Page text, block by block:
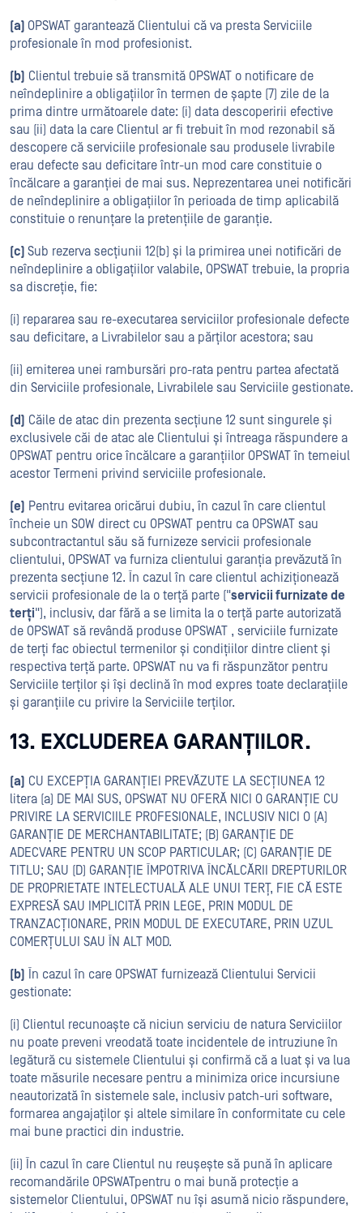
(a) OPSWAT garantează Clientului că va presta Serviciile
profesionale în mod profesionist.
(b) Clientul trebuie să transmită OPSWAT o notificare de
neîndeplinire a obligațiilor în termen de șapte (7) zile de la
prima dintre următoarele date: (i) data descoperirii efective
sau (ii) data la care Clientul ar fi trebuit în mod rezonabil să
descopere că serviciile profesionale sau produsele livrabile
erau defecte sau deficitare într-un mod care constituie o
încălcare a garanției de mai sus. Neprezentarea unei notificări
de neîndeplinire a obligațiilor în perioada de timp aplicabilă
constituie o renunțare la pretențiile de garanție.
(c) Sub rezerva secțiunii 12(b) și la primirea unei notificări de
neîndeplinire a obligațiilor valabile, OPSWAT trebuie, la propria
sa discreție, fie:
(i) repararea sau re-executarea serviciilor profesionale defecte
sau deficitare, a Livrabilelor sau a părților acestora; sau
(ii) emiterea unei rambursări pro-rata pentru partea afectată
din Serviciile profesionale, Livrabilele sau Serviciile gestionate.
(d) Căile de atac din prezenta secțiune 12 sunt singurele și
exclusivele căi de atac ale Clientului și întreaga răspundere a
OPSWAT pentru orice încălcare a garanțiilor OPSWAT în temeiul
acestor Termeni privind serviciile profesionale.
(e) Pentru evitarea oricărui dubiu, în cazul în care clientul
încheie un SOW direct cu OPSWAT pentru ca OPSWAT sau
subcontractantul său să furnizeze servicii profesionale
clientului, OPSWAT va furniza clientului garanția prevăzută în
prezenta secțiune 12. În cazul în care clientul achiziționează
servicii profesionale de la o terță parte ("servicii furnizate de
terți"), inclusiv, dar fără a se limita la o terță parte autorizată
de OPSWAT să revândă produse OPSWAT , serviciile furnizate
de terți fac obiectul termenilor și condițiilor dintre client și
respectiva terță parte. OPSWAT nu va fi răspunzător pentru
Serviciile terților și își declină în mod expres toate declarațiile
și garanțiile cu privire la Serviciile terților.
13. EXCLUDEREA GARANȚIILOR.
(a) CU EXCEPȚIA GARANȚIEI PREVĂZUTE LA SECȚIUNEA 12
litera (a) DE MAI SUS, OPSWAT NU OFERĂ NICI O GARANȚIE CU
PRIVIRE LA SERVICIILE PROFESIONALE, INCLUSIV NICI O (A)
GARANȚIE DE MERCHANTABILITATE; (B) GARANȚIE DE
ADECVARE PENTRU UN SCOP PARTICULAR; (C) GARANȚIE DE
TITLU; SAU (D) GARANȚIE ÎMPOTRIVA ÎNCĂLCĂRII DREPTURILOR
DE PROPRIETATE INTELECTUALĂ ALE UNUI TERȚ, FIE CĂ ESTE
EXPRESĂ SAU IMPLICITĂ PRIN LEGE, PRIN MODUL DE
TRANZACȚIONARE, PRIN MODUL DE EXECUTARE, PRIN UZUL
COMERȚULUI SAU ÎN ALT MOD.
(b) În cazul în care OPSWAT furnizează Clientului Servicii
gestionate:
(i) Clientul recunoaște că niciun serviciu de natura Serviciilor
nu poate preveni vreodată toate incidentele de intruziune în
legătură cu sistemele Clientului și confirmă că a luat și va lua
toate măsurile necesare pentru a minimiza orice incursiune
neautorizată în sistemele sale, inclusiv patch-uri software,
formarea angajaților și altele similare în conformitate cu cele
mai bune practici din industrie.
(ii) În cazul în care Clientul nu reușește să pună în aplicare
recomandările OPSWATpentru o mai bună protecție a
sistemelor Clientului, OPSWAT nu își asumă nicio răspundere,